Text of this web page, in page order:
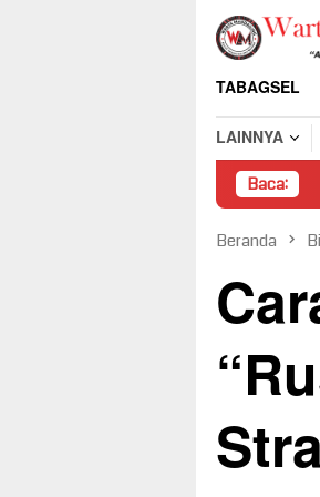
Loncat
konten
TABAGSEL
LAINNYA
Baca:
Beranda